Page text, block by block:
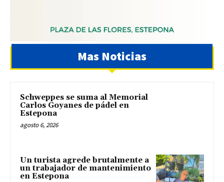
Mas Noticias
Schweppes se suma al Memorial
Carlos Goyanes de pádel en
Estepona
agosto 6, 2026
Un turista agrede brutalmente a
un trabajador de mantenimiento
en Estepona